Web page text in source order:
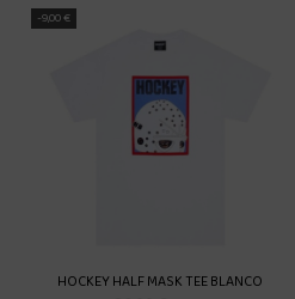
-9,00 €
HOCKEY HALF MASK TEE BLANCO